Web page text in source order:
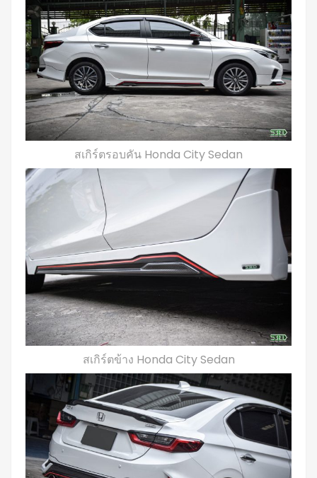
สเกิร์ตรอบคัน Honda City Sedan
สเกิร์ตข้าง Honda City Sedan